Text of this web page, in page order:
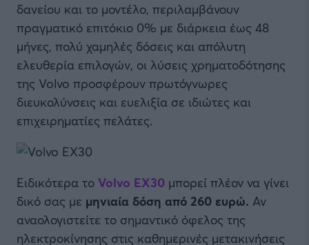
δανείου και το μοντέλο, περιλαμβάνουν
πραγματικό επιτόκιο 0% με διάρκεια έως 48
μήνες, πολύ χαμηλές δόσεις και απόλυτη
ελευθερία επιλογών, οι λύσεις χρηματοδότησης
της Volvo προσφέρουν πρωτόγνωρες
διευκολύνσεις και ευελιξία σε ιδιώτες και
επιχειρηματίες πελάτες.
Ειδικότερα το Volvo EX30 μπορεί πλέον να γίνει
δικό σας με μηνιαία δόση από 260 ευρώ. Αν
αναολογιστείτε το σημαντικό όφελος της
ηλεκτροκίνησης στις καθημερινές μετακινήσεις